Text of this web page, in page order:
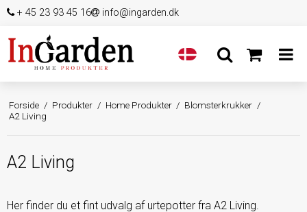
+ 45 23 93 45 16 info@ingarden.dk
Forside / Produkter / Home Produkter / Blomsterkrukker /
A2 Living
A2 Living
Her finder du et fint udvalg af urtepotter fra A2 Living.